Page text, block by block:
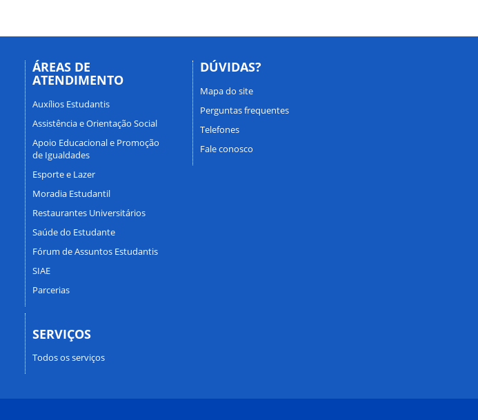
ÁREAS DE
ATENDIMENTO
Auxílios Estudantis
Assistência e Orientação Social
Apoio Educacional e Promoção
de Igualdades
Esporte e Lazer
Moradia Estudantil
Restaurantes Universitários
Saúde do Estudante
Fórum de Assuntos Estudantis
SIAE
Parcerias
SERVIÇOS
Todos os serviços
DÚVIDAS?
Mapa do site
Perguntas frequentes
Telefones
Fale conosco